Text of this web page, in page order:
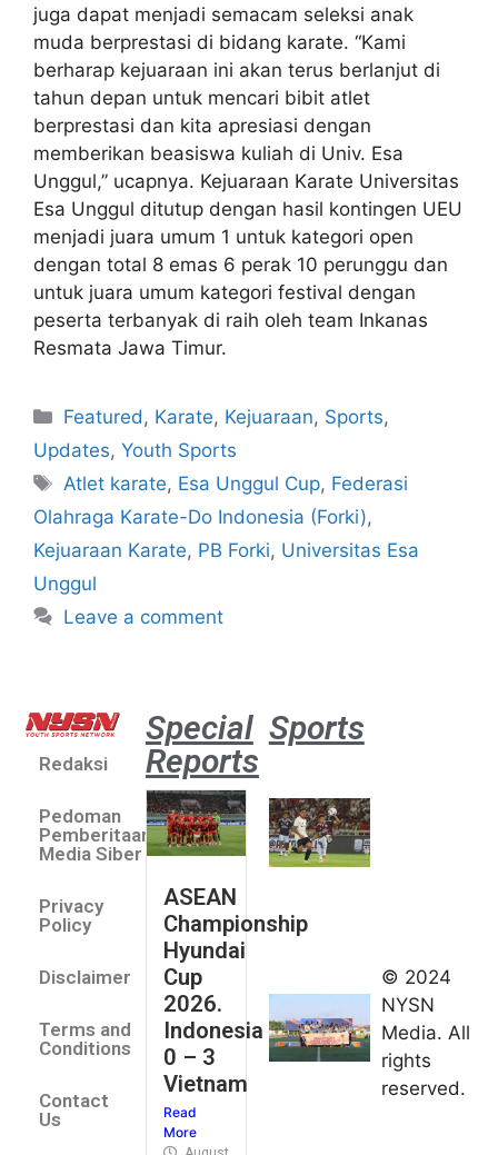
juga dapat menjadi semacam seleksi anak
muda berprestasi di bidang karate. “Kami
berharap kejuaraan ini akan terus berlanjut di
tahun depan untuk mencari bibit atlet
berprestasi dan kita apresiasi dengan
memberikan beasiswa kuliah di Univ. Esa
Unggul,” ucapnya. Kejuaraan Karate Universitas
Esa Unggul ditutup dengan hasil kontingen UEU
menjadi juara umum 1 untuk kategori open
dengan total 8 emas 6 perak 10 perunggu dan
untuk juara umum kategori festival dengan
peserta terbanyak di raih oleh team Inkanas
Resmata Jawa Timur.
Featured, Karate, Kejuaraan, Sports,
Updates, Youth Sports
Atlet karate, Esa Unggul Cup, Federasi
Olahraga Karate-Do Indonesia (Forki),
Kejuaraan Karate, PB Forki, Universitas Esa
Unggul
Leave a comment
Redaksi
Pedoman
Pemberitaan
Media Siber
Privacy
Policy
Disclaimer
Terms and
Conditions
Contact
Us
Special
Reports
ASEAN
Championship
Hyundai
Cup
2026.
Indonesia
0 – 3
Vietnam
Read
More
Sports
umum
Kejurnas
Panahan
Junior di
Kudus
© 2024
NYSN
Media. All
rights
reserved.